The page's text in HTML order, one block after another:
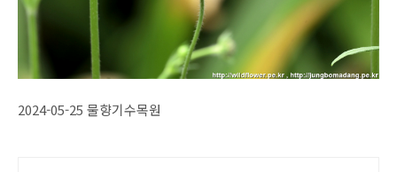
2024-05-25 물향기수목원